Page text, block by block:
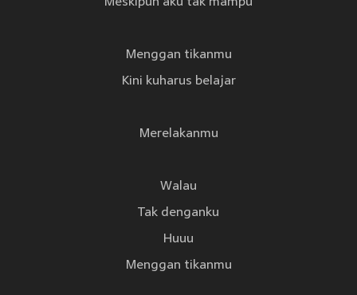
Menggan tikanmu
Kini kuharus belajar
Merelakanmu
Walau
Tak denganku
Huuu
Menggan tikanmu